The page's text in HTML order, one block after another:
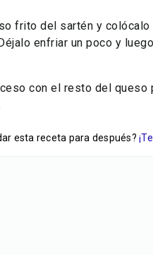
frito del sartén y colócalo
enfriar un poco y
con el resto del queso
esta receta para después?